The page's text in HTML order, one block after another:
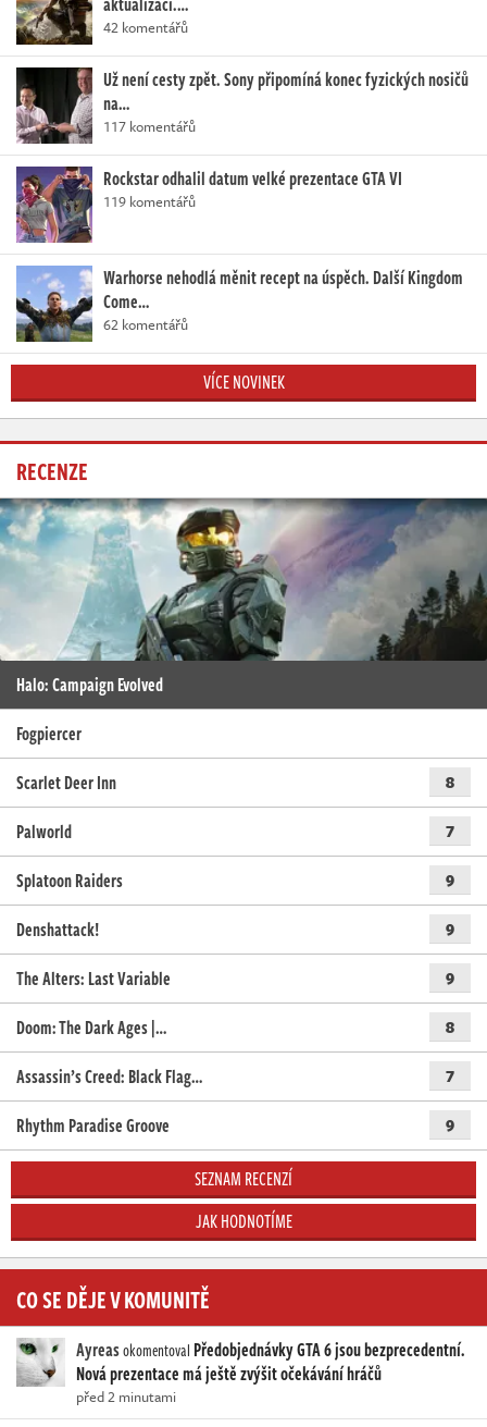
42 komentářů
Už není cesty zpět. Sony připomíná konec fyzických nosičů
na…
117 komentářů
Rockstar odhalil datum velké prezentace GTA VI
119 komentářů
Warhorse nehodlá měnit recept na úspěch. Další Kingdom
Come…
62 komentářů
VÍCE NOVINEK
RECENZE
Halo: Campaign Evolved
Fogpiercer
Scarlet Deer Inn
8
Palworld 7
Splatoon Raiders 9
Denshattack! 9
The Alters: Last Variable 9
Doom: The Dark Ages |… 8
Assassin’s Creed: Black Flag… 7
Rhythm Paradise Groove 9
SEZNAM RECENZÍ
JAK HODNOTÍME
CO SE DĚJE V KOMUNITĚ
Ayreasokomentoval Předobjednávky GTA 6 jsou bezprecedentní.
Nová prezentace má ještě zvýšit očekávání hráčů
před 2 minutami